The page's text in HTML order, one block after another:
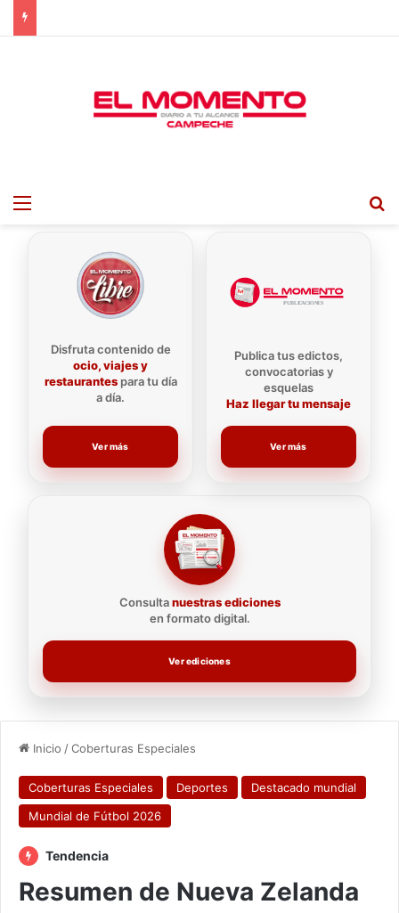
Menu
Disfruta contenido de
ocio, viajes y
restaurantespara tu día
a día.
Ver más
Consultanuestras ediciones
en formato digital.
Ver ediciones
Publica tus edictos,
convocatorias y
esquelas
Haz llegar tu mensaje
Ver más
Inicio /Coberturas Especiales
Coberturas Especiales Deportes
Destacado mundial
Mundial de Fútbol 2026
Tendencia
Resumen de Nueva Zelanda